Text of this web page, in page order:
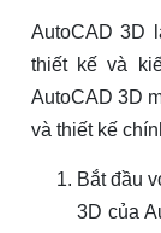
AutoCAD 3D
thiết kế và
AutoCAD 3D
và thiết kế
Bắt đầu
3D của